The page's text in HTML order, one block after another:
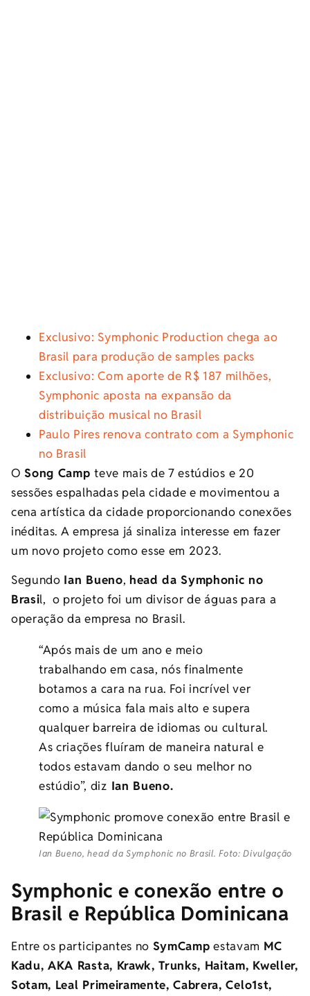
Exclusivo: Symphonic Production chega ao
Brasil para produção de samples packs
Exclusivo: Com aporte de R$ 187 milhões,
Symphonic aposta na expansão da
distribuição musical no Brasil
Paulo Pires renova contrato com a Symphonic
no Brasil
OSong Campteve mais de 7 estúdios e 20
sessões espalhadas pela cidade e movimentou a
cena artística da cidade proporcionando conexões
inéditas. A empresa já sinaliza interesse em fazer
um novo projeto como esse em 2023.
Segundo Ian Bueno, head da Symphonic no
Brasil, o projeto foi um divisor de águas para a
operação da empresa no Brasil.
“Após mais de um ano e meio
trabalhando em casa, nós finalmente
botamos a cara na rua. Foi incrível ver
como a música fala mais alto e supera
qualquer barreira de idiomas ou cultural.
As criações fluíram de maneira natural e
todos estavam dando o seu melhor no
estúdio”, diz Ian Bueno.
Ian Bueno, head da Symphonic no Brasil. Foto: Divulgação
Symphonic e conexão entre o
Brasil e República Dominicana
Entre os participantes no SymCamp estavam MC
Kadu, AKA Rasta, Krawk, Trunks, Haitam, Kweller,
Sotam, Leal Primeiramente, Cabrera, Celo1st,